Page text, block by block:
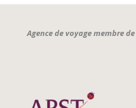
Agence de voyage membre